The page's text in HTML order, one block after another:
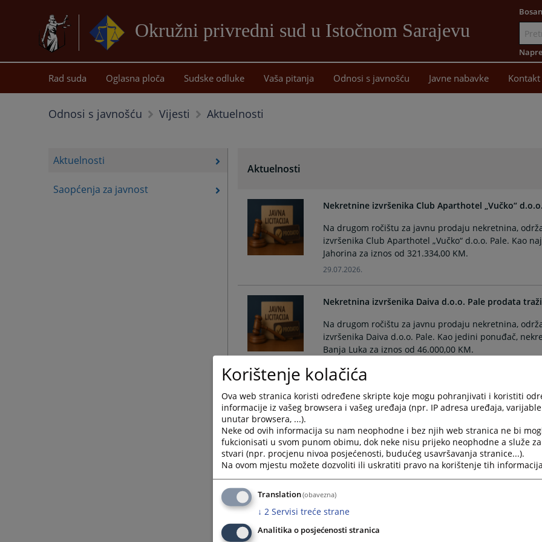
Okružni privredni sud u Istočnom Sarajevu
sadržaj
Rad suda Oglasna ploča Sudske odluke Vaša pitanja Odnosi s javnošću Javne nabavke Kontakt
Odnosi s javnošću Vijesti Aktuelnosti
Aktuelnosti
Saopćenja za javnost
Aktuelnosti
Nekretnine izvršenika Club Aparthotel „Vučko“
Na drugom ročištu za javnu prodaju nekretnina,
izvršenika Club Aparthotel „Vučko“ d.o.o. Pale. Kao
Jahorina za iznos od 321.334,00 KM.
29.07.2026.
Nekretnina izvršenika Daiva d.o.o. Pale prodata
Na drugom ročištu za javnu prodaju nekretnina,
izvršenika Daiva d.o.o. Pale. Kao jedini ponuđač,
Banja Luka za iznos od 46.000,00 KM.
18.06.2026.
Imovina stečajnog dužnika A.D. „Nova tvornica
KM
Na drugoj javnoj licitaciji održanoj 15. maja 2026.
Okružnim privrednim sudom u Istočnom Sarajevu,
dužnika Akcionarsko društvo Nova tvornica
Provedena "Sedmica sudske nagodbe" - rješeno
U Okružnom privrednom sudu u Istočnom Sarajevu,
Korištenje kolačića
Ova web stranica koristi određene skripte koje mogu pohranjivati i koristiti
informacije iz vašeg browsera i vašeg uređaja (npr. IP adresa uređaja,
unutar browsera, ...).
Neke od ovih informacija su nam neophodne i bez njih web stranica ne bi
fukcionisati u svom punom obimu, dok neke nisu prijeko neophodne a služe
stvari (npr. procjenu nivoa posjećenosti, budućeg usavršavanja stranice...).
Na ovom mjestu možete dozvoliti ili uskratiti pravo na korištenje tih
Translation(obavezna)
↓ 2 Servisi treće strane
Analitika o posjećenosti stranica